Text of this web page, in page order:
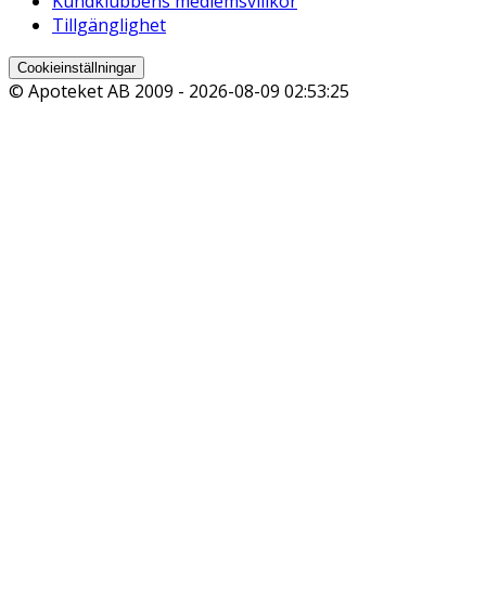
Tillgänglighet
Cookieinställningar
© Apoteket AB 2009 - 2026-08-09 02:53:25